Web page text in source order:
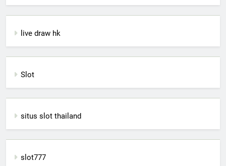
live draw hk
Slot
situs slot thailand
slot777